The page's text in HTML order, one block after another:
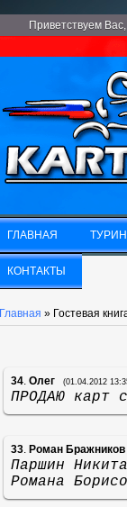
Приветствуем Вас
ГЛАВНАЯ
ГЛАВНАЯ
КОНТАКТЫ
КОНТАКТЫ
Главная » Гостевая
34. Олег (01.04.2012
ПРОДАЮ карт
33. Роман Бражников
Паршин
Романа